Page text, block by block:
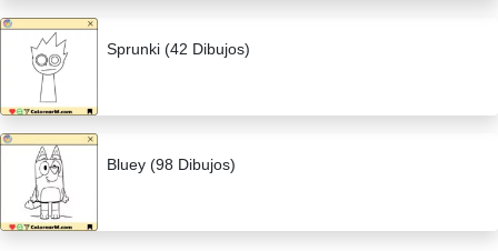
Sprunki (42 Dibujos)
Bluey (98 Dibujos)